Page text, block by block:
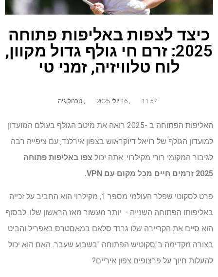
כיצד לצפות באליפות פתוחה
2025: זרם חי גולף גדול מקוון,
לוח טלוויזיה, זמני טי
11:57 16 יולי 2025 טכנולוגיה
האליפות הפתוחה ב -2025 רואה את מיטב הגולף בעולם המועדון
למועדון הגולף של רויאל דיוקראוש בצפון אירלנד, עם ציפייה רבה
לגיבור המקומי רורי מקילרוי. אתה יכול צפו באליפות פתוחה
2025 זרמים חיים
מכל מקום עם VPN.
פרט לסקוטי שפלר העולמי מספר 1, מקילרוי הוא החביב על זכייה
באליפותו הפתוחה השנייה – יותר מעשור מאז הראשון שלו. לבסוף
הוא סיים את הקריירה שלו גרנד סלאם במאסטרס באפריל והביט
בצורה מקדימה ב"סקוטיש הפתוחה "בשבוע שעבר. האם הוא יכול
להעלות חיוך על פרצופים צפון איריים?